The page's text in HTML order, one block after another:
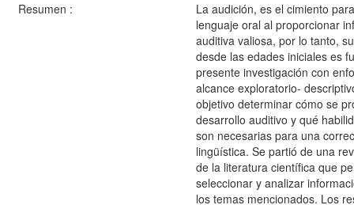
Resumen :
La audición, es el cimiento
lenguaje oral al proporcionar
auditiva valiosa, por lo tanto,
desde las edades iniciales es
presente investigación con
alcance exploratorio-
objetivo determinar cómo se
desarrollo auditivo y qué
son necesarias para una
lingüística. Se partió de una
de la literatura científica que
seleccionar y analizar
los temas mencionados. Los